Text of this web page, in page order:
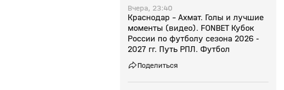
Вчера, 23:40
Краснодар - Ахмат. Голы и лучшие
моменты (видео). FONBET Кубок
России по футболу сезона 2026 -
2027 гг. Путь РПЛ. Футбол
Поделиться